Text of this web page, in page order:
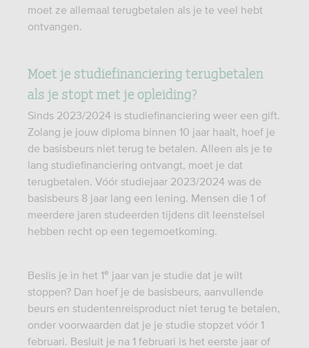
moet ze allemaal terugbetalen als je te veel hebt
ontvangen.
Moet je studiefinanciering terugbetalen
als je stopt met je opleiding?
Sinds 2023/2024 is studiefinanciering weer een gift.
Zolang je jouw diploma binnen 10 jaar haalt, hoef je
de basisbeurs niet terug te betalen. Alleen als je te
lang studiefinanciering ontvangt, moet je dat
terugbetalen. Vóór studiejaar 2023/2024 was de
basisbeurs 8 jaar lang een lening. Mensen die 1 of
meerdere jaren studeerden tijdens dit leenstelsel
hebben recht op een tegemoetkoming.
Beslis je in het 1e jaar van je studie dat je wilt
stoppen? Dan hoef je de basisbeurs, aanvullende
beurs en studentenreisproduct niet terug te betalen,
onder voorwaarden dat je je studie stopzet vóór 1
februari. Besluit je na 1 februari is het eerste jaar of